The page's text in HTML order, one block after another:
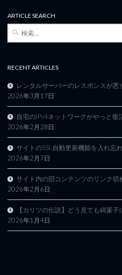
ARTICLE SEARCH
RECENT ARTICLES
レンタルサーバーのレスポンスが悪
2026年3月17日
自宅のIPv4ネットワークがやっと復
2026年2月28日
サイトのSSL自動更新機能を入れ忘
2026年2月7日
サイト内の旧コンテンツのリンク切
2026年2月6日
【カリツの伝説】どう見ても綿菓
2026年1月4日